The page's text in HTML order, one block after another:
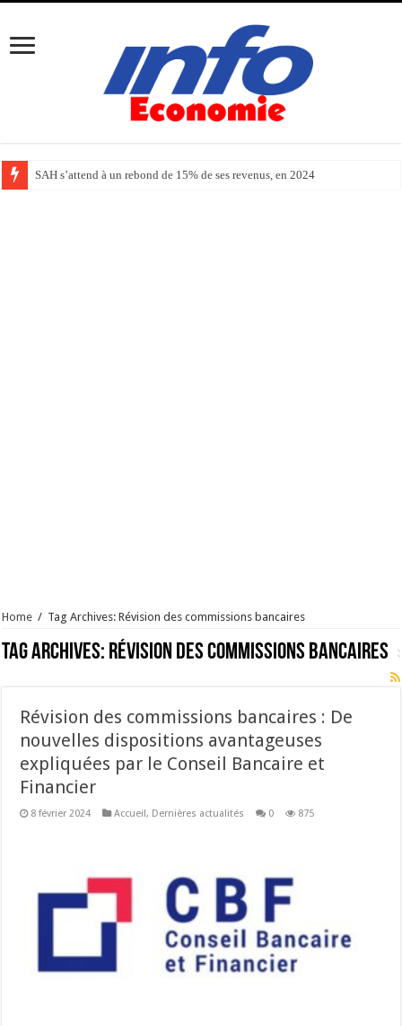
SAH s’attend à un rebond de 15% de ses revenus, en 2024
Home / Tag Archives: Révision des commissions bancaires
Tag Archives: Révision des commissions bancaires
Révision des commissions bancaires : De
nouvelles dispositions avantageuses
expliquées par le Conseil Bancaire et
Financier
8 février 2024 Accueil, Dernières actualités 0 875